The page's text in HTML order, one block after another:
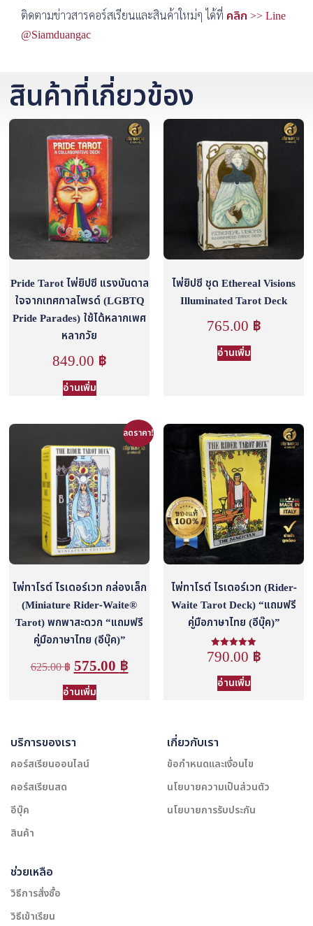
ติดตามข่าวสารคอร์สเรียนและสินค้าใหม่ๆ ได้ที่ คลิก >> Line
@Siamduangac
สินค้าที่เกี่ยวข้อง
Pride Tarot ไพ่ยิปซี แรงบันดาล
ใจจากเทศกาลไพรด์ (LGBTQ
Pride Parades) ใช้ได้หลากเพศ
หลากวัย
849.00 ฿
อ่านเพิ่ม
ไพ่ยิปซี ชุด Ethereal Visions
Illuminated Tarot Deck
765.00 ฿
อ่านเพิ่ม
ลดราคา!
ไพ่ทาโรต์ ไรเดอร์เวท กล่องเล็ก
(Miniature Rider-Waite®
Tarot) พกพาสะดวก “แถมฟรี
คู่มือภาษาไทย (อีบุ๊ค)”
625.00฿ 575.00 ฿
อ่านเพิ่ม
ไพ่ทาโรต์ ไรเดอร์เวท (Rider-
Waite Tarot Deck) “แถมฟรี
คู่มือภาษาไทย (อีบุ๊ค)”
ให้คะแนน
5.00
คะแนน
790.00 ฿
อ่านเพิ่ม
บริการของเรา
คอร์สเรียนออนไลน์
คอร์สเรียนสด
อีบุ๊ค
สินค้า
เกี่ยวกับเรา
ข้อกำหนดและเงื่อนไข
นโยบายความเป็นส่วนตัว
นโยบายการรับประกัน
ช่วยเหลือ
วิธีการสั่งซื้อ
วิธีเข้าเรียน